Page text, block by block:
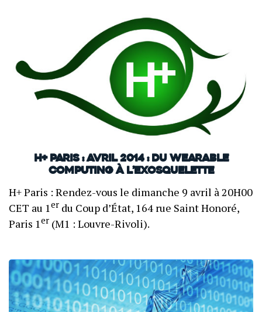
H+ Paris : avril 2014 : Du wearable
computing à l’exosquelette
H+ Paris : Rendez-vous le dimanche 9 avril à 20H00
CET au 1er du Coup d’État, 164 rue Saint Honoré,
Paris 1er (M1 : Louvre-Rivoli).